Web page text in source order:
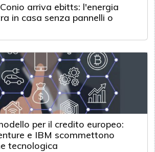
arriva ebitts: l'energia
in casa senza pannelli o
per il credito europeo:
e IBM scommettono
tecnologica